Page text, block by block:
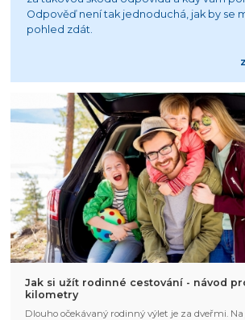
Odpověď není tak jednoduchá, jak by se
pohled zdát.
Jak si užít rodinné cestování - návod
kilometry
Dlouho očekávaný rodinný výlet je za dveřmi.